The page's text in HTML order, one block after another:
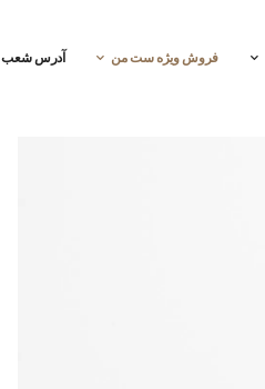
فروش ویژه ست من آدرس شعب